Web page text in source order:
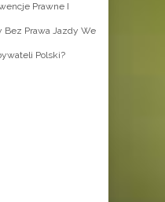
Prawne I
Bez Prawa Jazdy We
Polski?